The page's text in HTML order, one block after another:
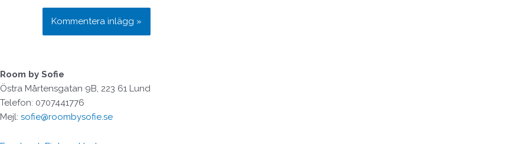
Room by Sofie
Östra Mårtensgatan 9B, 223 61 Lund
Telefon: 0707441776
Mejl: sofie@roombysofie.se